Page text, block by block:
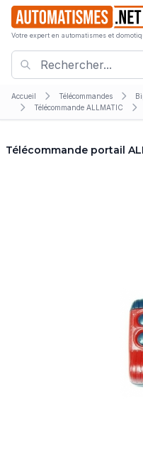
Votre expert en automatismes et
Accueil Télécommandes
Télécommande ALLMATIC
Télécommande portail